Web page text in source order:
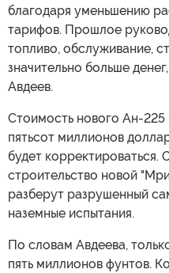
благодаря уменьшению
тарифов. Прошлое
топливо, обслуживание,
значительно больше
Авдеев.
Стоимость нового Ан-225
пятьсот миллионов
будет корректироваться.
строительство новой
разберут разрушенный
наземные испытания.
По словам Авдеева,
пять миллионов фунтов.